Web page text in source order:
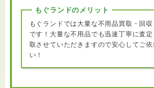
もぐランドのメリット
もぐランドでは大量な不用品買取・回
です！大量な不用品でも迅速丁寧に査
取させていただきますので安心してご依
い！